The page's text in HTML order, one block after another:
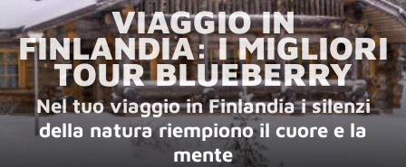
VIAGGIO IN
FINLANDIA: I MIGLIORI
TOUR BLUEBERRY
Nel tuo viaggio in Finlandia i silenzi
della natura riempiono il cuore e la
mente